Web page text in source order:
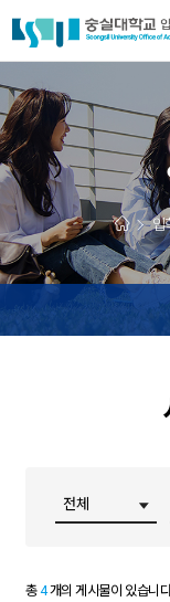
입
총4개의 게시물이 있습니